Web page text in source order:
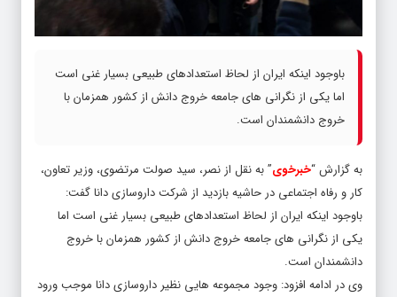
باوجود اینکه ایران از لحاظ استعدادهای طبیعی بسیار غنی است
اما یکی از نگرانی های جامعه خروج دانش از کشور همزمان با
خروج دانشمندان است.
به گزارش “خبرخوی” به نقل از نصر، سید صولت مرتضوی، وزیر تعاون،
کار و رفاه اجتماعی در حاشیه بازدید از شرکت داروسازی دانا گفت:
باوجود اینکه ایران از لحاظ استعدادهای طبیعی بسیار غنی است اما
یکی از نگرانی های جامعه خروج دانش از کشور همزمان با خروج
دانشمندان است.
وی در ادامه افزود: وجود مجموعه هایی نظیر داروسازی دانا موجب ورود